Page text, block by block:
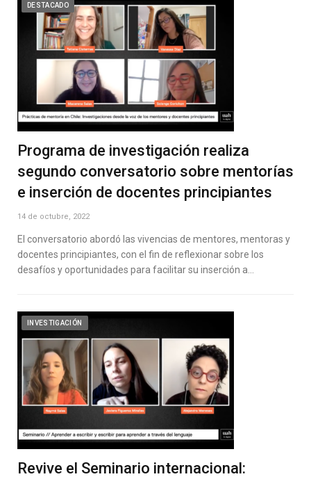
DESTACADO
Programa de investigación realiza
segundo conversatorio sobre mentorías
e inserción de docentes principiantes
14 de octubre, 2022
El conversatorio abordó las vivencias de mentores, mentoras y
docentes principiantes, con el fin de reflexionar sobre los
desafíos y oportunidades para facilitar su inserción a…
INVESTIGACIÓN
Revive el Seminario internacional: